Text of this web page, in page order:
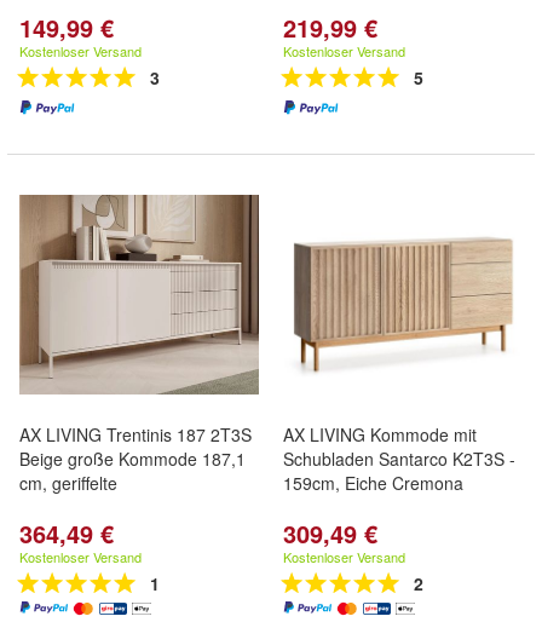
149,99 €
Kostenloser Versand
3
219,99 €
Kostenloser Versand
5
AX LIVING Trentinis 187 2T3S
Beige große Kommode 187,1
cm, geriffelte
364,49 €
Kostenloser Versand
1
AX LIVING Kommode mit
Schubladen Santarco K2T3S -
159cm, Eiche Cremona
309,49 €
Kostenloser Versand
2